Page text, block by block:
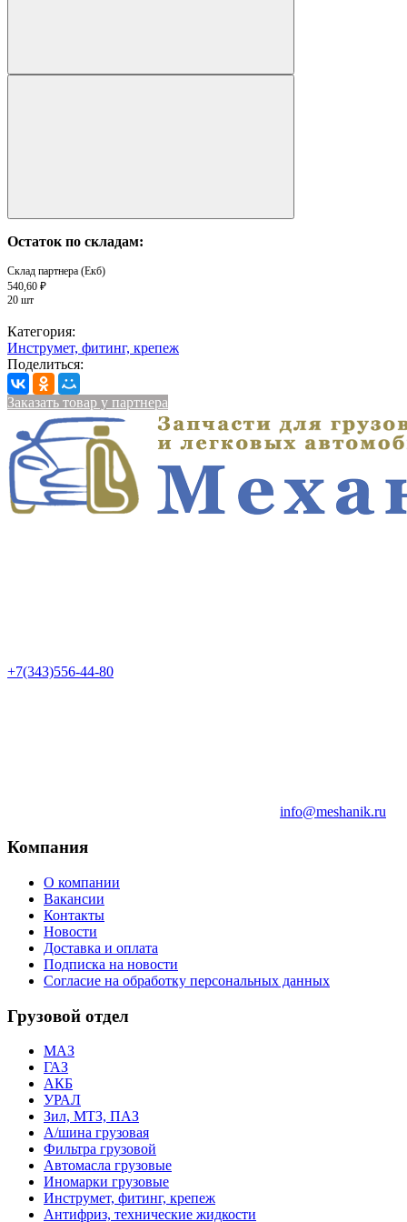
Остаток по складам:
Склад партнера (Екб)
540,60 ₽
20 шт
Категория:
Инструмет, фитинг, крепеж
Поделиться:
Заказать товар у партнера
+7(343)556-44-80
info@meshanik.ru
Компания
О компании
Вакансии
Контакты
Новости
Доставка и оплата
Подписка на новости
Согласие на обработку персональных данных
Грузовой отдел
МАЗ
ГАЗ
АКБ
УРАЛ
Зил, МТЗ, ПАЗ
А/шина грузовая
Фильтра грузовой
Автомасла грузовые
Иномарки грузовые
Инструмет, фитинг, крепеж
Антифриз, технические жидкости